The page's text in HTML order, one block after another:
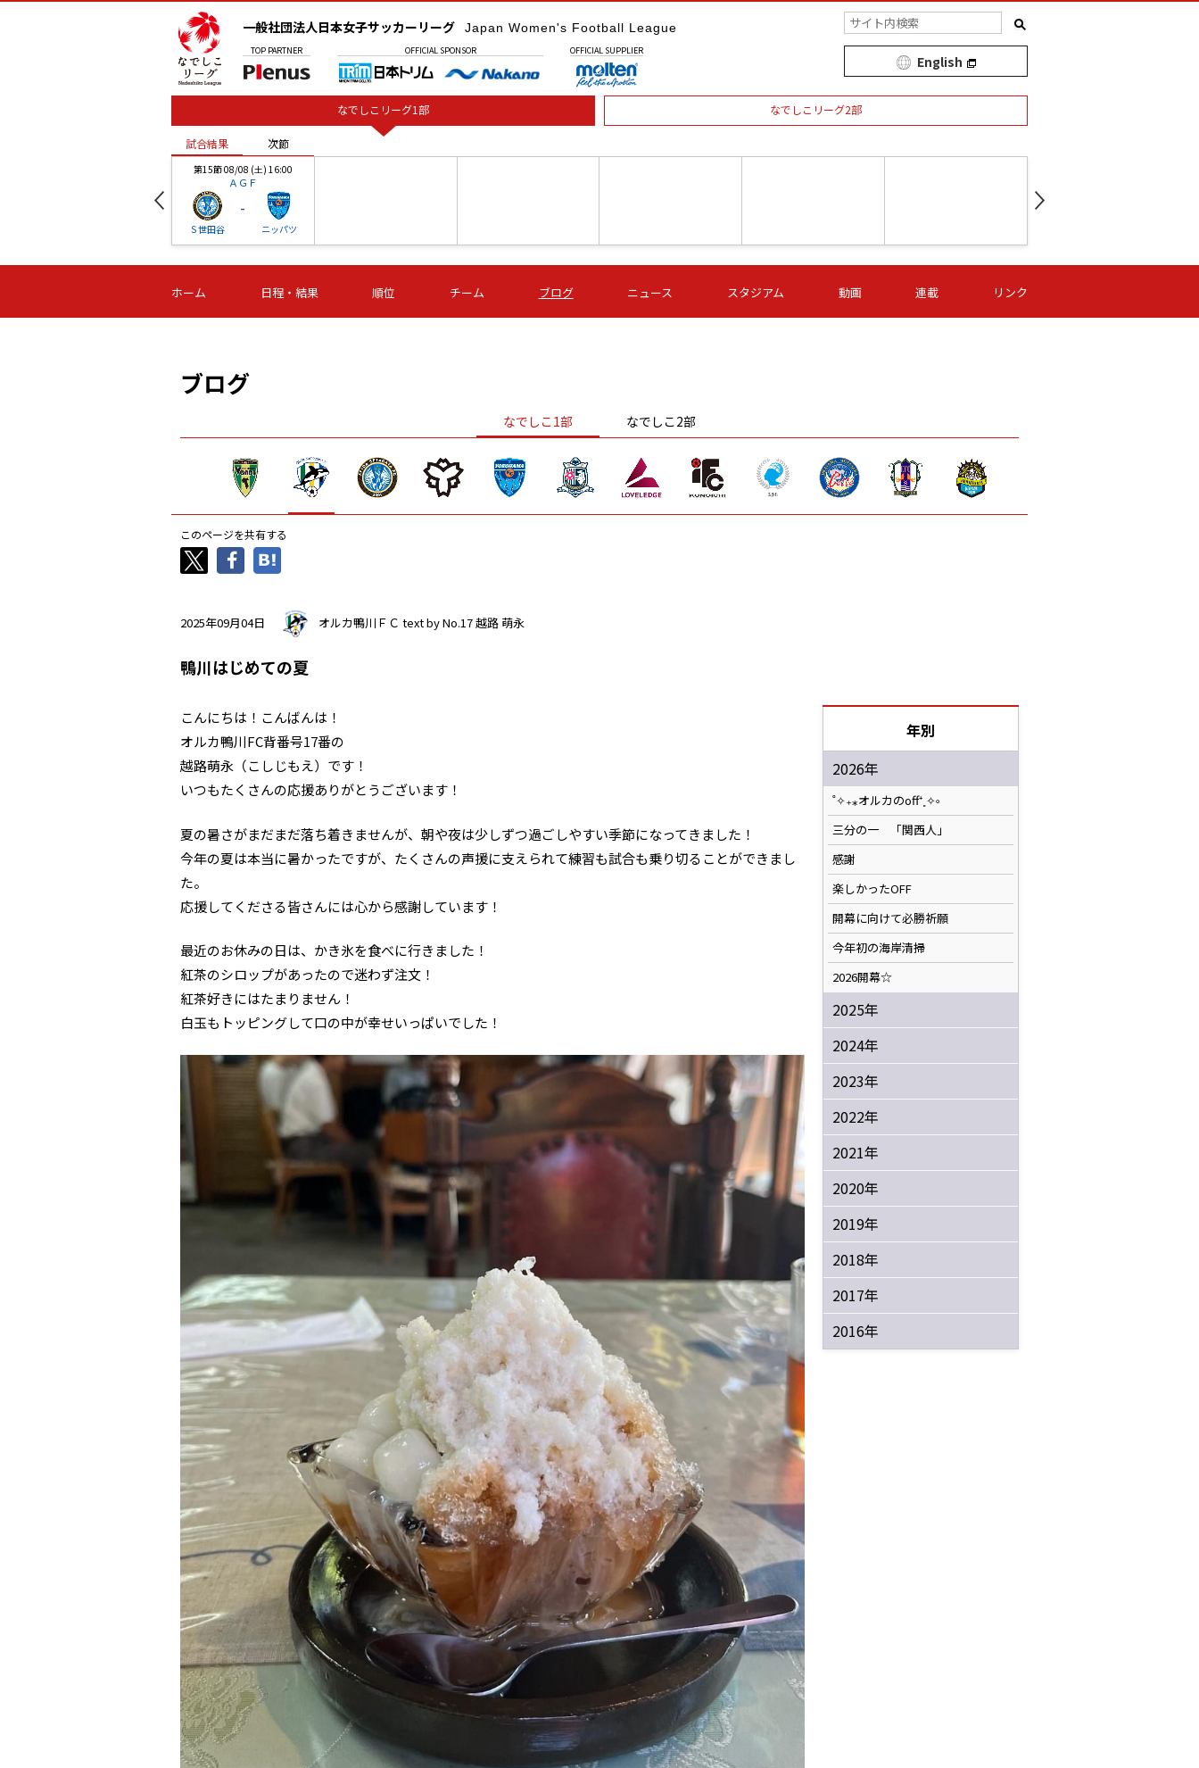
一般社団法人日本女子サッカーリーグ Japan Women's Football League
TOP PARTNER OFFICIAL SPONSOR OFFICIAL SUPPLIER
English
なでしこリーグ1部 なでしこリーグ2部
試合結果 次節
第15節 08/08 (土) 16:00
ＡＧＦ
Ｓ世田谷
-
ニッパツ
-
第16節 09/05 (土) 15:00
ニッパツ
-
第16節 09/05 (土) 15:00
石人の星
-
第16節 09/05 (土) 16:00
ＡＧＦ
-
いちご
-
第16節 09/06 (日) 15:00
-
第16節 09/06 (日) 15:00
- -
試合結果 次節
ホーム 日程・結果 順位 チーム ブログ ニュース スタジアム 動画 連載 リンク
ブログ
なでしこ1部 なでしこ2部
このページを共有する
2025年09月04日 オルカ鴨川ＦＣ text by No.17 越路 萌永
鴨川はじめての夏
こんにちは！こんばんは！
オルカ鴨川FC背番号17番の
越路萌永（こしじもえ）です！
いつもたくさんの応援ありがとうございます！
夏の暑さがまだまだ落ち着きませんが、朝や夜は少しずつ過ごしやすい季節になってきました！
今年の夏は本当に暑かったですが、たくさんの声援に支えられて練習も試合も乗り切ることができまし
た。
応援してくださる皆さんには心から感謝しています！
最近のお休みの日は、かき氷を食べに行きました！
紅茶のシロップがあったので迷わず注文！
紅茶好きにはたまりません！
白玉もトッピングして口の中が幸せいっぱいでした！
年別
2026年
˚✧₊⁎オルカのoff⁺˳✧༚
三分の一 「関西人」
感謝
楽しかったOFF
開幕に向けて必勝祈願
今年初の海岸清掃
2026開幕☆
2025年
2024年
2023年
2022年
2021年
2020年
2019年
2018年
2017年
2016年